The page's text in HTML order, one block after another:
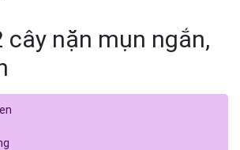
cây nặn mụn ngắn,